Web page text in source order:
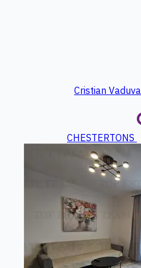
Cristian Vaduva
CHESTERTONS